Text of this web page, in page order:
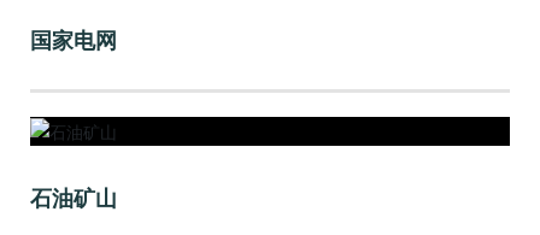
国家电网
石油矿山